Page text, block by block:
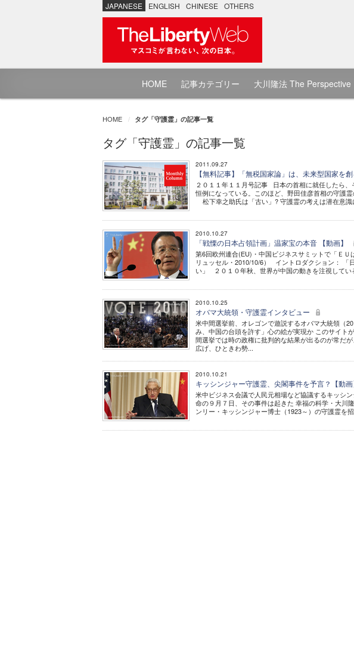
JAPANESE ENGLISH CHINESE OTHERS
HOME 記事カテゴリー 大川隆法 The Perspective
HOME タグ「守護霊」の記事一覧
タグ「守護霊」の記事一覧
2011.09.27
【無料記事】「無税国家論」は、未来型国家を
２０１１年１１月号記事 日本の首相に就任したら
恒例になっている。このほど、野田佳彦首相の守護
松下幸之助氏は「古い」? 守護霊の考えは潜在意
2010.10.27
「戦慄の日本占領計画」温家宝の本音 【動画】
第6回欧州連合(EU)・中国ビジネスサミットで「Ｅ
リュッセル・2010/10/6） イントロダクション： 「
い」 ２０１０年秋、世界が中国の動きを注視して
2010.10.25
オバマ大統領・守護霊インタビュー
米中間選挙前、オレゴンで遊説するオバマ大統領（
み、中国の台頭を許す」心の絵が実現か このサイト
間選挙では時の政権に批判的な結果が出るのが常だ
広げ、ひときわ勢...
2010.10.21
キッシンジャー守護霊、尖閣事件を予言？【動画
米中ビジネス会議で人民元相場など協議するキッシ
命の９月７日、その事件は起きた 幸福の科学・大川
ンリー・キッシンジャー博士（1923～）の守護霊を